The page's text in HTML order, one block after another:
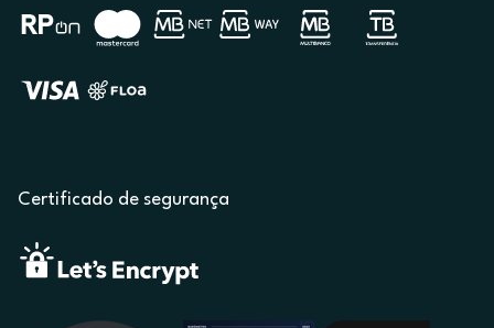
Certificado de segurança